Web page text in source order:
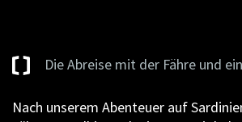
Die Abreise mit der Fähre und
Nach unserem Abenteuer auf